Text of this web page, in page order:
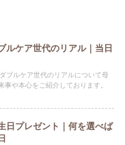
ルケア世代のリアル｜当日
ブルケア世代のリアルについて母
事や本心をご紹介しております。
日プレゼント｜何を選べば